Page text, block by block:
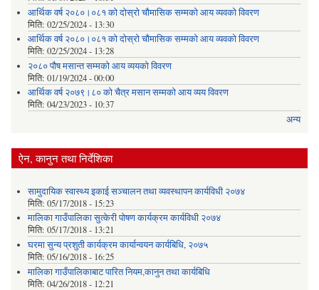
आर्थिक वर्ष २०८०।०८१ को दोस्रो चौमासिक सम्मको आय व्यवको विवरण
मिति: 02/25/2024 - 13:30
आर्थिक वर्ष २०८०।०८१ को दोस्रो चौमासिक सम्मको आय व्यवको विवरण
मिति: 02/25/2024 - 13:28
२०८० पौष मसान्त सम्मको आय व्ययको विवरण
मिति: 01/19/2024 - 00:00
आर्थिक वर्ष २०७९।८० को चैत्र मसान सम्मको आय व्यय विवरण
मिति: 04/23/2023 - 10:37
अन्य
ऐन, कानुन तथा निर्देशिका
सामुदायिक स्वास्थ्य इकाई सञ्चालन तथा व्यवस्थापन कार्यविधी २०७४
मिति: 05/17/2018 - 15:23
मालिका गाउँपालिका सुत्केरी पोषण कार्यक्रम कार्यविधी २०७४
मिति: 05/17/2018 - 13:21
घरमा सुन्य प्रशुती कार्यक्रम कार्यान्वयन कार्यबिधि, २०७५
मिति: 05/16/2018 - 16:25
मालिका गाउँपालिकाबाट पारित नियम,कानुन तथा कार्यबिधि
मिति: 04/26/2018 - 12:21